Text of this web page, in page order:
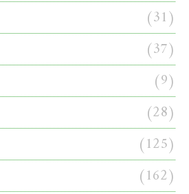
(31)
(37)
(9)
(28)
(125)
(162)